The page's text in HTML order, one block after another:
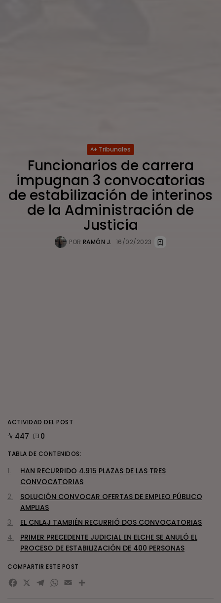
Tribunales
Funcionarios de carrera
impugnan 3 convocatorias
de estabilización de interinos
de la Administración de
Justicia
POR RAMÓN J. 16/02/2023
ACTIVIDAD DEL POST
447 0
TABLA DE CONTENIDOS:
HAN RECURRIDO 4.915 PLAZAS DE LAS TRES
CONVOCATORIAS
SOLUCIÓN CONVOCAR OFERTAS DE EMPLEO PÚBLICO
AMPLIAS
EL CNLAJ TAMBIÉN RECURRIÓ DOS CONVOCATORIAS
PRIMER PRECEDENTE JUDICIAL EN ELCHE SE ANULÓ EL
PROCESO DE ESTABILIZACIÓN DE 400 PERSONAS
COMPARTIR ESTE POST
Facebook
X Telegram
WhatsApp
EmailCompartir